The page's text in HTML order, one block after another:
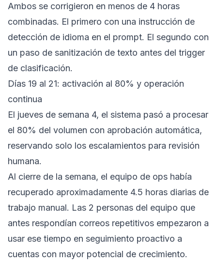
Ambos se corrigieron en menos de 4 horas
combinadas. El primero con una instrucción de
detección de idioma en el prompt. El segundo con
un paso de sanitización de texto antes del trigger
de clasificación.
Días 19 al 21: activación al 80% y operación
continua
El jueves de semana 4, el sistema pasó a procesar
el 80% del volumen con aprobación automática,
reservando solo los escalamientos para revisión
humana.
Al cierre de la semana, el equipo de ops había
recuperado aproximadamente 4.5 horas diarias de
trabajo manual. Las 2 personas del equipo que
antes respondían correos repetitivos empezaron a
usar ese tiempo en seguimiento proactivo a
cuentas con mayor potencial de crecimiento.